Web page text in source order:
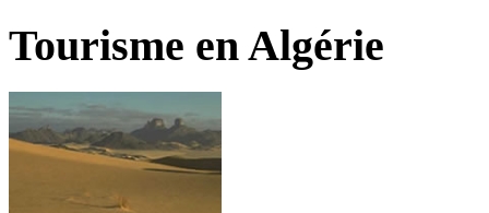
Tourisme en Algérie